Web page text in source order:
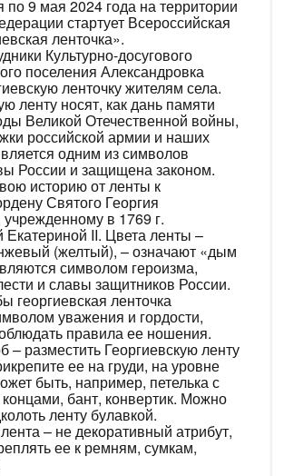
по 9 мая 2024 года на территории
стартует Всероссийская
ленточка».
Культурно-досугового
поселения Александровка
ленточку жителям села.
ленту носят, как дань памяти
Великой Отечественной войны,
российской армии и наших
одним из символов
России и защищена законом.
историю от ленты к
Святого Георгия
в 1769 г.
Екатериной II. Цвета ленты –
(желтый), – означают «дым
символом героизма,
и славы защитников России.
георгиевская ленточка
уважения и гордости,
правила ее ношения.
– разместить Георгиевскую ленту
ее на груди, на уровне
быть, например, петелька с
бант, конвертик. Можно
ленту булавкой.
– не декоративный атрибут,
ее к ремням, сумкам,